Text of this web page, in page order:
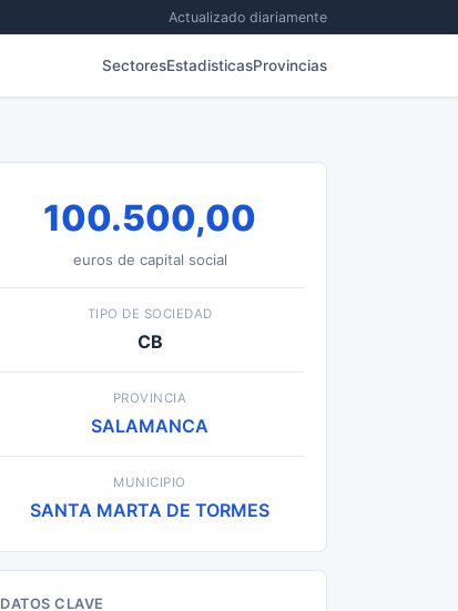
Actualizado diariamente
SectoresEstadisticasProvincias
100.500,00
euros de capital social
TIPO DE SOCIEDAD
CB
PROVINCIA
SALAMANCA
MUNICIPIO
SANTA MARTA DE TORMES
DATOS CLAVE